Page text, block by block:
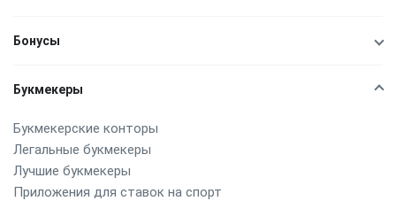
Бонусы
Букмекеры
Букмекерские конторы
Легальные букмекеры
Лучшие букмекеры
Приложения для ставок на спорт